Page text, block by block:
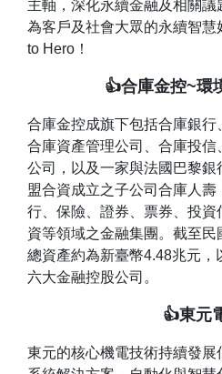
主軸，深化永續金融及相關
為客戶及社會大眾的永續智
to Hero！
👍合庫金控~環
合庫金控成旗下包括合庫銀行
合庫資產管理公司、合庫投
公司，以及一家與法國巴黎
盟合資成立之子公司合庫人
行、保險、證券、票券、投
資等領域之金融集團。截至
總資產約為新臺幣4.48兆元，
六大金融控股公司。
👍東元
東元的核心機電技術持續發